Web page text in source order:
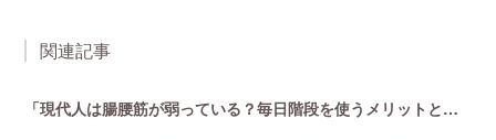
関連記事
「現代人は腸腰筋が弱っている？毎日階段を使うメリットとは」恵比寿で1番人気のマタニティサロンmeilong